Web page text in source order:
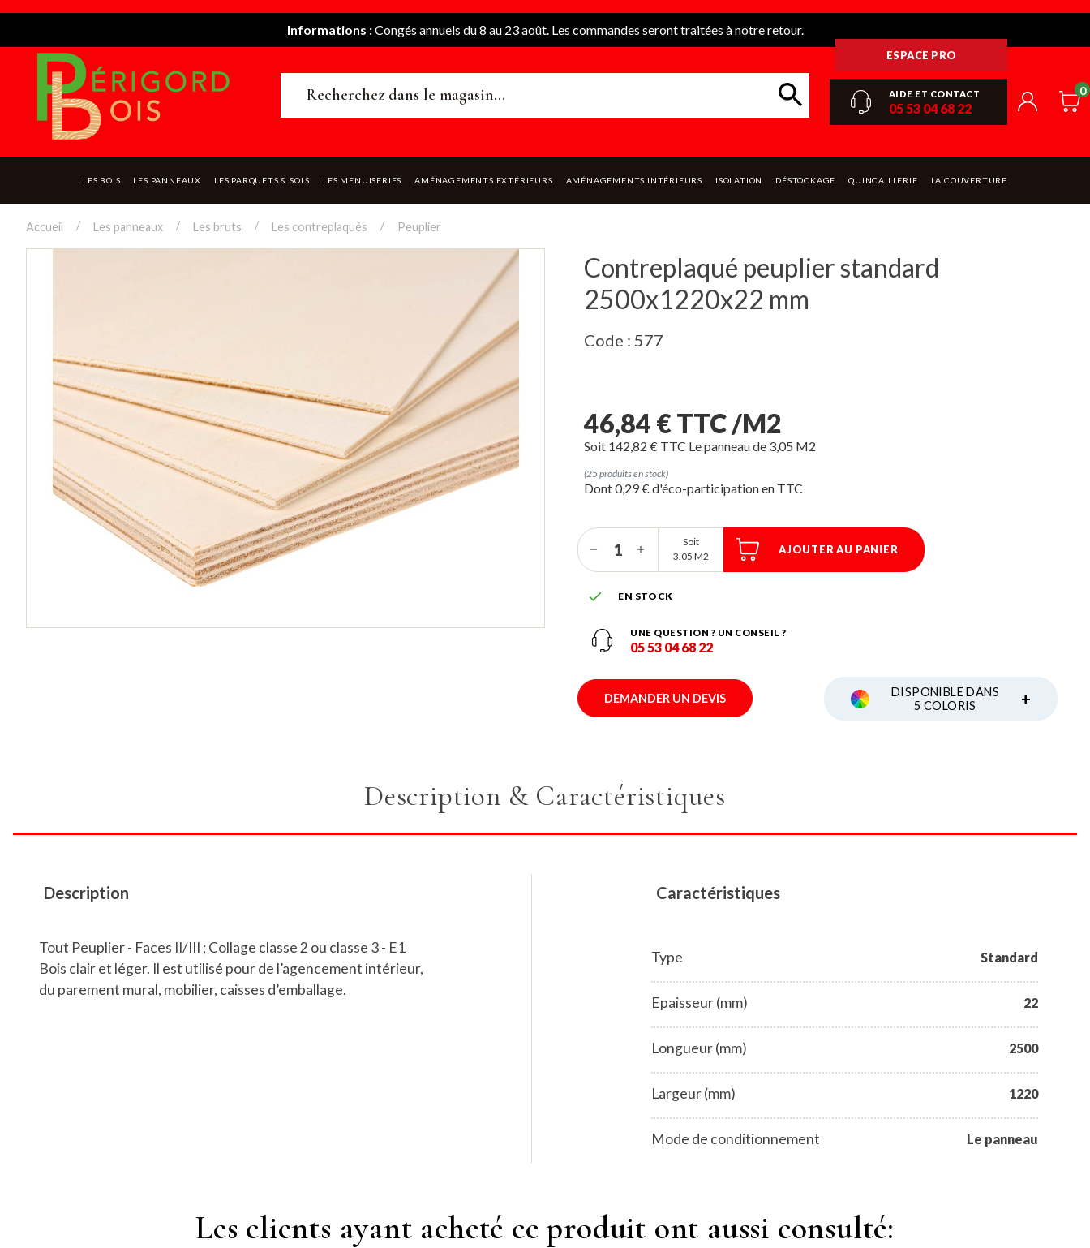
Informations :Congés annuels du 8 au 23 août. Les commandes seront traitées à notre retour.
ESPACE PRO
AIDE ET CONTACT
05 53 04 68 22
0
LES BOIS LES PANNEAUX LES PARQUETS & SOLS LES MENUISERIES AMÉNAGEMENTS EXTÉRIEURS AMÉNAGEMENTS INTÉRIEURS ISOLATION DÉSTOCKAGE QUINCAILLERIE LA COUVERTURE
Accueil Les panneaux Les bruts Les contreplaqués Peuplier
Contreplaqué peuplier standard
2500x1220x22 mm
Code : 577
46,84 € TTC /M2
Soit 142,82 € TTC Le panneau de 3,05 M2
(25 produits en stock)
Dont 0,29 € d'éco-participation
Soit
3.05 M2
AJOUTER AU PANIER
 EN STOCK
UNE QUESTION ? UN CONSEIL ?
05 53 04 68 22
DEMANDER UN DEVIS
DISPONIBLE DANS
5 COLORIS
+
Description & Caractéristiques
Description
Tout Peuplier - Faces II/III ; Collage classe 2 ou classe 3 - E1
Bois clair et léger. Il est utilisé pour de l’agencement intérieur,
du parement mural, mobilier, caisses d’emballage.
Caractéristiques
Type Standard
Epaisseur (mm) 22
Longueur (mm) 2500
Largeur (mm) 1220
Mode de conditionnement Le panneau
Les clients ayant acheté ce produit ont aussi consulté: